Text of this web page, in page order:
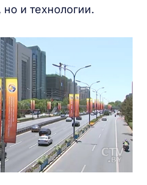
но и технологии.